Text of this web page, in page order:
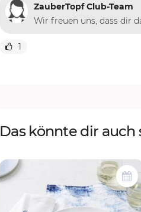
ZauberTopf Club-Team
Wir freuen uns, dass dir
1
Das könnte dir